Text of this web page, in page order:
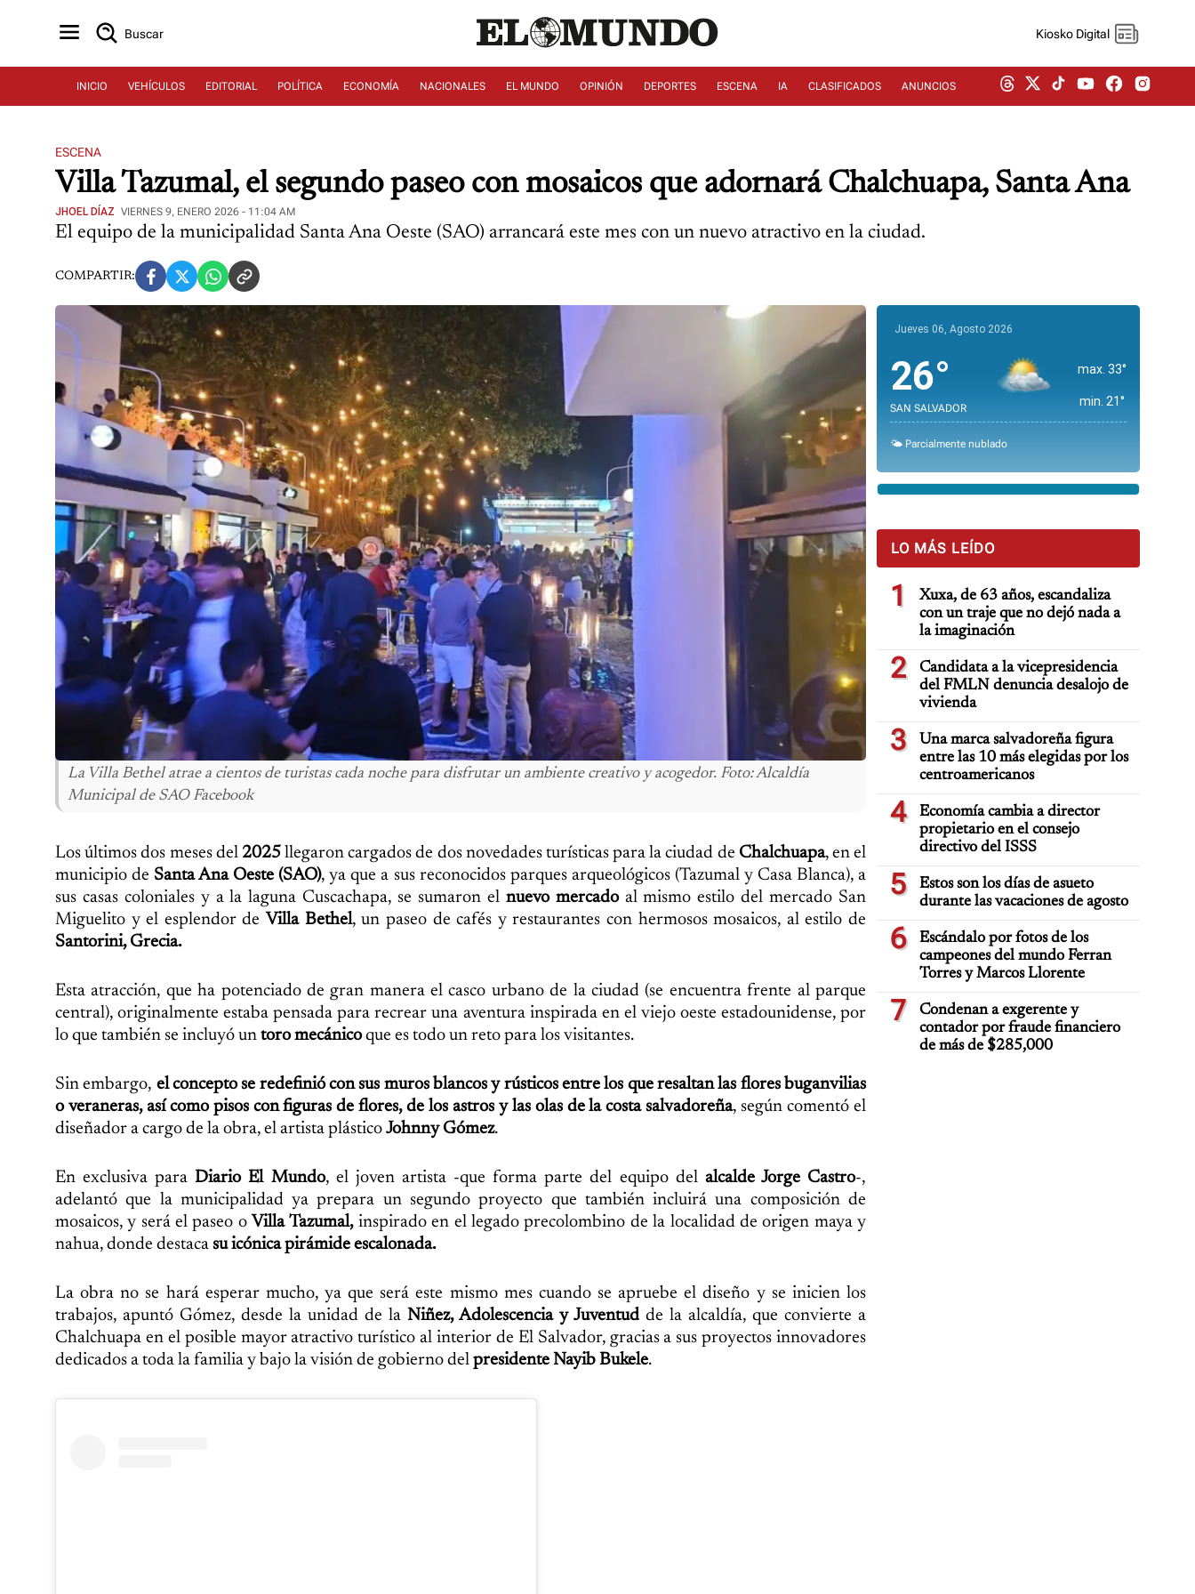
Buscar Kiosko Digital
INICIO VEHÍCULOS EDITORIAL POLÍTICA ECONOMÍA NACIONALES EL MUNDO OPINIÓN DEPORTES ESCENA IA CLASIFICADOS ANUNCIOS
ESCENA
Villa Tazumal, el segundo paseo con mosaicos que adornará Chalchuapa, Santa Ana
JHOEL DÍAZ VIERNES 9, ENERO 2026 - 11:04 AM
El equipo de la municipalidad Santa Ana Oeste (SAO) arrancará este mes con un nuevo atractivo en la ciudad.
COMPARTIR:
La Villa Bethel atrae a cientos de turistas cada noche para disfrutar un ambiente creativo y acogedor. Foto: Alcaldía
Municipal de SAO Facebook
Los últimos dos meses del 2025 llegaron cargados de dos novedades turísticas para la ciudad de Chalchuapa, en el
municipio deSanta Ana Oeste (SAO), ya que a sus reconocidos parques arqueológicos (Tazumal y Casa Blanca), a
sus casas coloniales y a la laguna Cuscachapa, se sumaron elnuevo mercadoal mismo estilo del mercado San
Miguelito y el esplendor de Villa Bethel, un paseo de cafés y restaurantes con hermosos mosaicos, al estilo de
Santorini, Grecia.
Esta atracción, que ha potenciado de gran manera el casco urbano de la ciudad (se encuentra frente al parque
central), originalmente estaba pensada para recrear una aventura inspirada en el viejo oeste estadounidense, por
lo que también se incluyó un toro mecánicoque es todo un reto para los visitantes.
Sin embargo, el concepto se redefinió con sus muros blancos y rústicos entre los que resaltan las flores buganvilias
o veraneras, así como pisos con figuras de flores, de los astros y las olas de la costa salvadoreña, según comentó el
diseñador a cargo de la obra, el artista plástico Johnny Gómez.
En exclusiva paraDiario El Mundo, el joven artista -que forma parte del equipo del alcalde Jorge Castro-,
adelantó que la municipalidad ya prepara un segundo proyecto que también incluirá una composición de
mosaicos, y será el paseo o Villa Tazumal,inspirado en el legado precolombino de la localidad de origen maya y
nahua, donde destaca su icónica pirámide escalonada.
La obra no se hará esperar mucho, ya que será este mismo mes cuando se apruebe el diseño y se inicien los
trabajos, apuntó Gómez, desde la unidad de la Niñez, Adolescencia y Juventud de la alcaldía, que convierte a
Chalchuapa en el posible mayor atractivo turístico al interior de El Salvador, gracias a sus proyectos innovadores
dedicados a toda la familia y bajo la visión de gobierno del presidente Nayib Bukele.
Jueves 06, Agosto 2026
26°
SAN SALVADOR
max. 33°
min. 21°
🌤️ Parcialmente nublado
LO MÁS LEÍDO
1
Xuxa, de 63 años, escandaliza
con un traje que no dejó nada a
la imaginación
2
Candidata a la vicepresidencia
del FMLN denuncia desalojo de
vivienda
3
Una marca salvadoreña figura
entre las 10 más elegidas por los
centroamericanos
4
Economía cambia a director
propietario en el consejo
directivo del ISSS
5
Estos son los días de asueto
durante las vacaciones de agosto
6
Escándalo por fotos de los
campeones del mundo Ferran
Torres y Marcos Llorente
7
Condenan a exgerente y
contador por fraude financiero
de más de $285,000